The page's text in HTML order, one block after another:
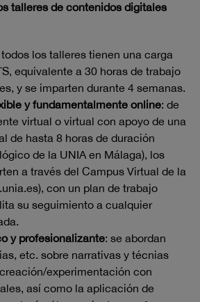
talleres de contenidos digitales
todos los talleres tienen una carga
equivalente a 30 horas de trabajo
y se imparten durante 4 semanas.
y fundamentalmente online: de
virtual o virtual con apoyo de una
de hasta 8 horas de duración
de la UNIA en Málaga), los
a través del Campus Virtual de la
con un plan de trabajo
su seguimiento a cualquier
y profesionalizante: se abordan
etc. sobre narrativas y técnias
experimentación con
así como la aplicación de